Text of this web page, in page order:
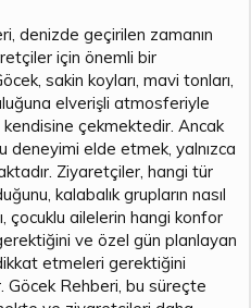
denizde geçirilen zamanın
için önemli bir
sakin koyları, mavi tonları,
elverişli atmosferiyle
çekmektedir. Ancak
deneyimi elde etmek, yalnızca
Ziyaretçiler, hangi tür
kalabalık grupların nasıl
çocuklu ailelerin hangi konfor
ve özel gün planlayan
etmeleri gerektiğini
Göcek Rehberi, bu süreçte